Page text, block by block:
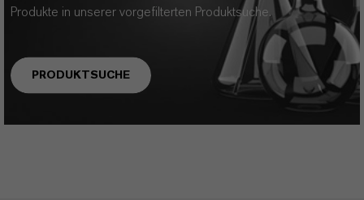
Produkte in unserer vorgefilterten Produktsuche.
PRODUKTSUCHE